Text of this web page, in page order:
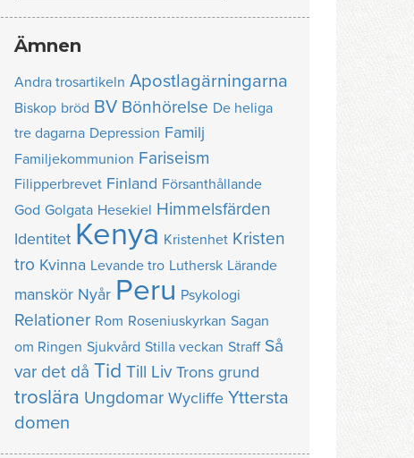
Ämnen
Andra trosartikeln Apostlagärningarna
Biskop bröd BV Bönhörelse De heliga
tre dagarna Depression Familj
Familjekommunion Fariseism
Filipperbrevet Finland Försanthållande
God Golgata Hesekiel Himmelsfärden
Identitet Kenya Kristenhet Kristen
tro Kvinna Levande tro Luthersk Lärande
manskör Nyår Peru Psykologi
Relationer Rom Roseniuskyrkan Sagan
om Ringen Sjukvård Stilla veckan Straff Så
var det då Tid Till Liv Trons grund
troslära Ungdomar Wycliffe Yttersta
domen